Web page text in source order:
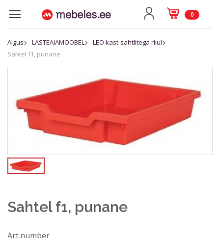
0
Algus LASTEAIAMÖÖBEL
LEO kast-sahtlitega riiul
Sahtel f1, punane
Sahtel f1, punane
Art.number